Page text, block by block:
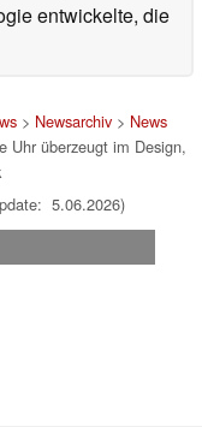
entwickelte, die
> Newsarchiv> News
Uhr überzeugt im Design,
5.06.2026)